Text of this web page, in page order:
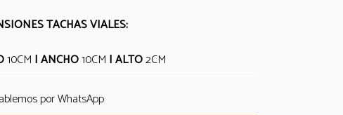
TACHAS VIALES:
10CM | ANCHO10CM | ALTO2CM
por WhatsApp